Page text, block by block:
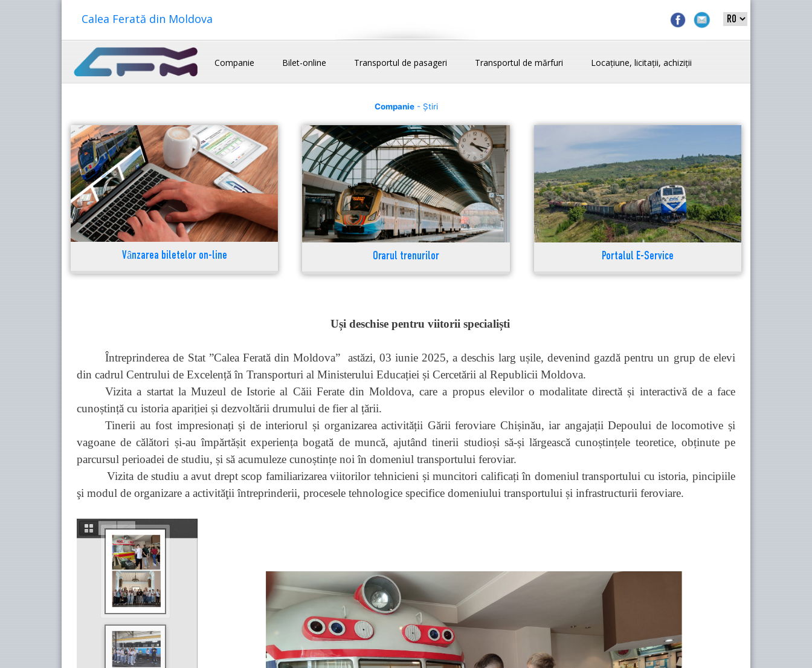
Calea Ferată din Moldova
Companie Bilet-online Transportul de pasageri Transportul de mărfuri Locațiune, licitații, achiziții
Companie- Știri
Vânzarea biletelor on-line Orarul trenurilor Portalul E-Service
Uși deschise pentru viitorii specialiști
Întreprinderea de Stat ”Calea Ferată din Moldova” astăzi, 03 iunie 2025, a deschis larg ușile, devenind gazdă pentru un grup de elevi
din cadrul Centrului de Excelență în Transporturi al Ministerului Educației și Cercetării al Republicii Moldova.
Vizita a startat la Muzeul de Istorie al Căii Ferate din Moldova, care a propus elevilor o modalitate directă și interactivă de a face
cunoștință cu istoria apariției și dezvoltării drumului de fier al țării.
Tinerii au fost impresionați și de interiorul și organizarea activității Gării feroviare Chișinău, iar angajații Depoului de locomotive și
vagoane de călători și-au împărtășit experiența bogată de muncă, ajutând tinerii studioși să-și lărgească cunoștințele teoretice, obținute pe
parcursul perioadei de studiu, și să acumuleze cunoștințe noi în domeniul transportului feroviar.
Vizita de studiu a avut drept scop familiarizarea viitorilor tehnicieni și muncitori calificați în domeniul transportului cu istoria, pincipiile
şi modul de organizare a activităţii întreprinderii, procesele tehnologice specifice domeniului transportului și infrastructurii feroviare.